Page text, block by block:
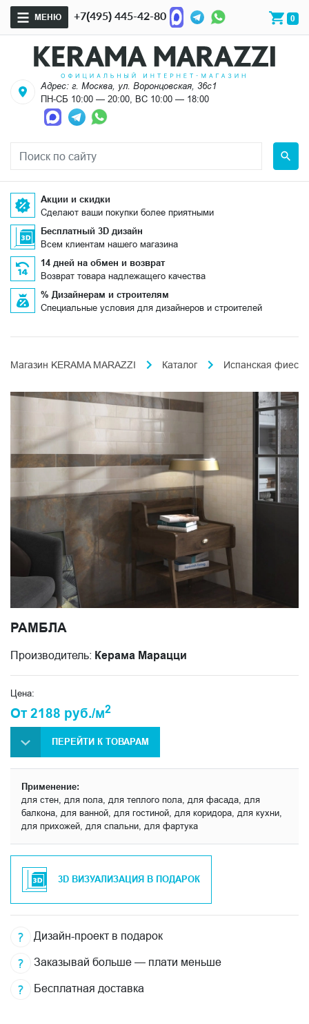
МЕНЮ +7(495) 445-42-80 0
Адрес: г. Москва, ул. Воронцовская, 36с1
ПН-СБ 10:00 — 20:00, ВС 10:00 — 18:00
Акции и скидки
Сделают ваши покупки более приятными
Бесплатный 3D дизайн
Всем клиентам нашего магазина
14 дней на обмен и возврат
Возврат товара надлежащего качества
% Дизайнерам и строителям
Специальные условия для дизайнеров и строителей
Магазин KERAMA MARAZZI Каталог Испанская фиеста
РАМБЛА
Производитель: Керама Марацци
Цена:
От 2188 руб./м2
ПЕРЕЙТИ К ТОВАРАМ
Применение:
для стен, для пола, для теплого пола, для фасада, для
балкона, для ванной, для гостиной, для коридора, для кухни,
для прихожей, для спальни, для фартука
3D ВИЗУАЛИЗАЦИЯ В ПОДАРОК
Дизайн-проект в подарок
Заказывай больше — плати меньше
Бесплатная доставка